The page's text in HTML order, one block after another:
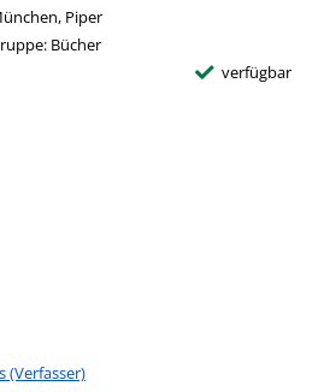
Piper
Bücher
verfügbar
Verfasser
(Verfasser)